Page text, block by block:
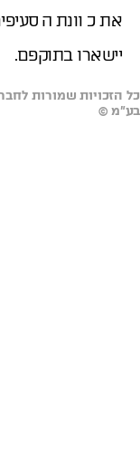
את כוונת
יישארו בתוקפם.
כל הזכויות שמורות
בע"מ ©